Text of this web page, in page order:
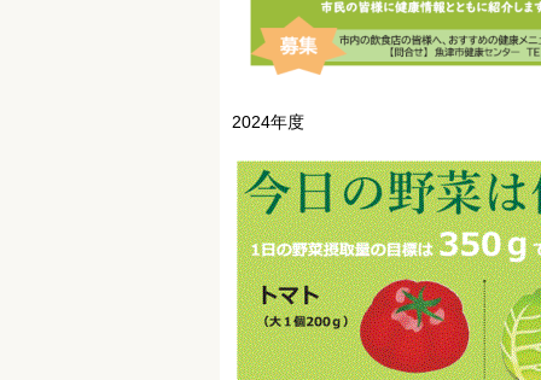
2024年度